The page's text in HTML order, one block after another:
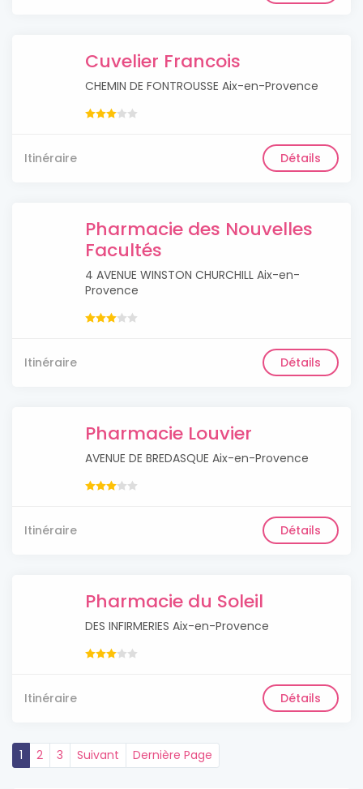
Cuvelier Francois
CHEMIN DE FONTROUSSE Aix-en-Provence
Itinéraire Détails
Pharmacie des Nouvelles
Facultés
4 AVENUE WINSTON CHURCHILL Aix-en-
Provence
Itinéraire Détails
Pharmacie Louvier
AVENUE DE BREDASQUE Aix-en-Provence
Itinéraire Détails
Pharmacie du Soleil
DES INFIRMERIES Aix-en-Provence
Itinéraire Détails
1 2 3 Suivant Dernière Page